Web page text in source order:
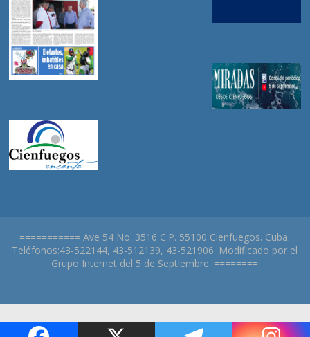
=========== Ave 54 No. 3516 C.P. 55100 Cienfuegos. Cuba.
Teléfonos:43-522144, 43-512139, 43-521906. Modificado por el
Grupo Internet del 5 de Septiembre. ========